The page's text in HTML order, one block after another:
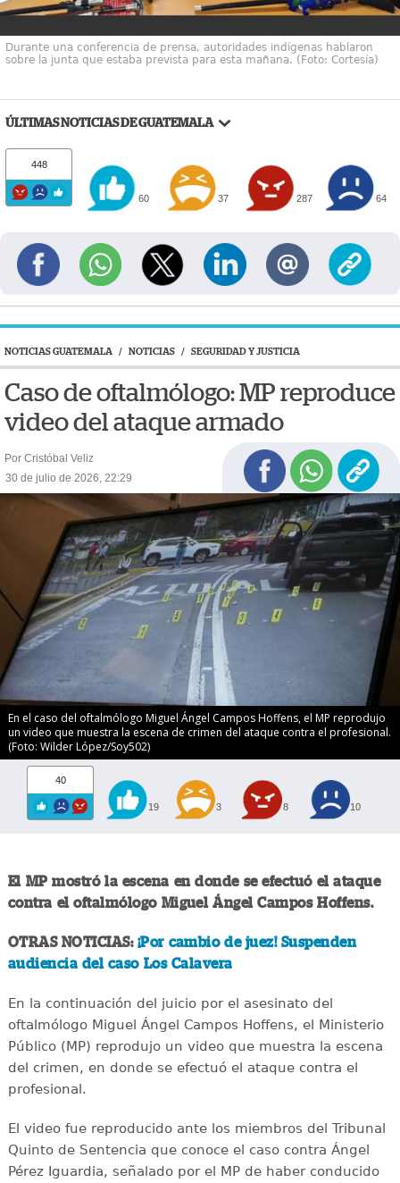
Durante una conferencia de prensa, autoridades indígenas hablaron
sobre la junta que estaba prevista para esta mañana. (Foto: Cortesía)
ÚLTIMAS NOTICIAS DE GUATEMALA
448
60 37 287 64
NOTICIAS GUATEMALA / NOTICIAS / SEGURIDAD Y JUSTICIA
Caso de oftalmólogo: MP reproduce
video del ataque armado
Por Cristóbal Veliz
30 de julio de 2026, 22:29
En el caso del oftalmólogo Miguel Ángel Campos Hoffens, el MP reprodujo
un video que muestra la escena de crimen del ataque contra el profesional.
(Foto: Wilder López/Soy502)
40
19 3 8 10
El MP mostró la escena en donde se efectuó el ataque
contra el oftalmólogo Miguel Ángel Campos Hoffens.
OTRAS NOTICIAS: ¡Por cambio de juez! Suspenden
audiencia del caso Los Calavera
En la continuación del juicio por el asesinato del
oftalmólogo Miguel Ángel Campos Hoffens, el Ministerio
Público (MP) reprodujo un video que muestra la escena
del crimen, en donde se efectuó el ataque contra el
profesional.
El video fue reproducido ante los miembros del Tribunal
Quinto de Sentencia que conoce el caso contra Ángel
Pérez Iguardia, señalado por el MP de haber conducido